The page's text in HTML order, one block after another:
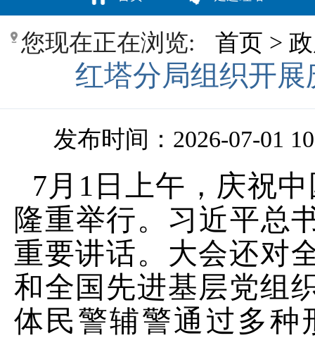
您现在正在浏览: 首页 >
红塔分局组织开
发布时间：2026-07-01
7月1日上午，庆祝
隆重举行。习近平总
重要讲话。大会还对
和全国先进基层党组
体民警辅警通过多种